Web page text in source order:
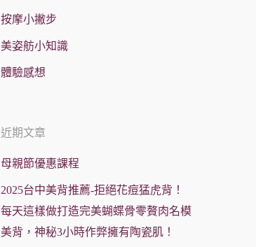
按摩小撇步
美姿舫小知識
體驗感想
近期文章
母親節優惠課程
2025台中美背推薦-拒絕花痘猛虎背！
每天這樣做打造完美蝴蝶骨零贅肉名模
美背，神秘3小時作弊擁有陶瓷肌！